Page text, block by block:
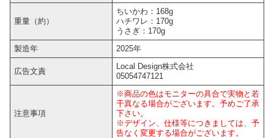
重量（約）
ちいかわ：168g
ハチワレ：170g
うさぎ：170g
製造年
2025年
広告文責
Local Design株式会社
05054747121
注意事項
※商品の色はモニターの具合で実物と若
干異なる場合がございます。予めご了承
下さい。
※デザイン、仕様等につきましては、予
告なく変更する場合がございます。